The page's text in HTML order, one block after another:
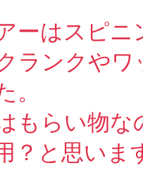
ーはスピ
ランクや
。
もらい物
？と思いま